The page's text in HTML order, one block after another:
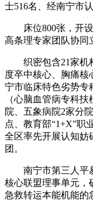
士516名、经南宁市
床位800张，开设
高条理专家团队协同
织密包含21家机构
度卒中核心、胸痛
宁市临床特色劣势专
（心脑血管病专科
院、五象病院2家分
点、教育部“1+X”职
全区率先开展认知妨
团。
南宁市第三人平易
核心联盟理事单元，
急救转运本能机能的